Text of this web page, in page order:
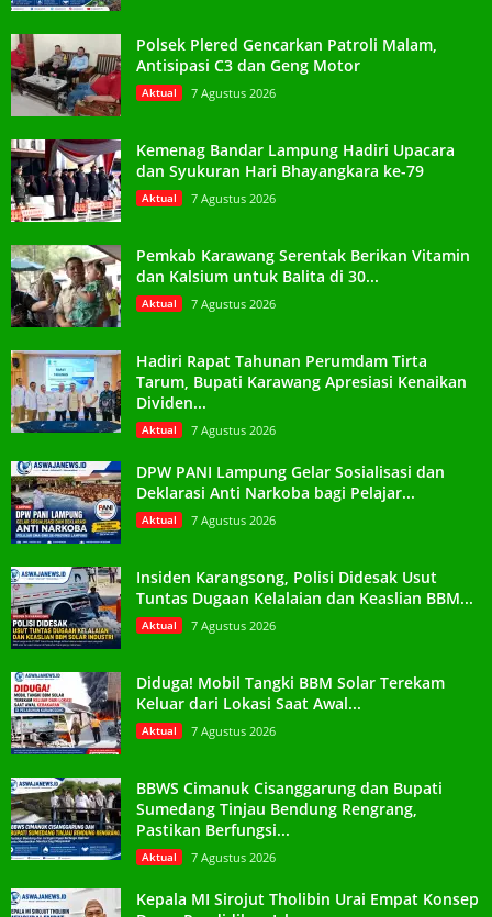
Polsek Plered Gencarkan Patroli Malam,
Antisipasi C3 dan Geng Motor
Aktual 7 Agustus 2026
Kemenag Bandar Lampung Hadiri Upacara
dan Syukuran Hari Bhayangkara ke-79
Aktual 7 Agustus 2026
Pemkab Karawang Serentak Berikan Vitamin
dan Kalsium untuk Balita di 30...
Aktual 7 Agustus 2026
Hadiri Rapat Tahunan Perumdam Tirta
Tarum, Bupati Karawang Apresiasi Kenaikan
Dividen...
Aktual 7 Agustus 2026
DPW PANI Lampung Gelar Sosialisasi dan
Deklarasi Anti Narkoba bagi Pelajar...
Aktual 7 Agustus 2026
Insiden Karangsong, Polisi Didesak Usut
Tuntas Dugaan Kelalaian dan Keaslian BBM...
Aktual 7 Agustus 2026
Diduga! Mobil Tangki BBM Solar Terekam
Keluar dari Lokasi Saat Awal...
Aktual 7 Agustus 2026
BBWS Cimanuk Cisanggarung dan Bupati
Sumedang Tinjau Bendung Rengrang,
Pastikan Berfungsi...
Aktual 7 Agustus 2026
Kepala MI Sirojut Tholibin Urai Empat Konsep